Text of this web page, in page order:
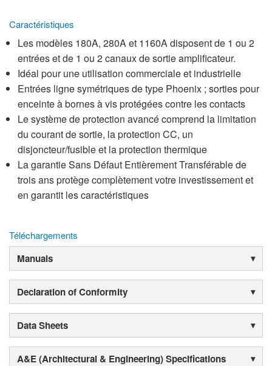
Caractéristiques
Les modèles 180A, 280A et 1160A disposent de 1 ou 2
entrées et de 1 ou 2 canaux de sortie amplificateur.
Idéal pour une utilisation commerciale et industrielle
Entrées ligne symétriques de type Phoenix ; sorties pour
enceinte à bornes à vis protégées contre les contacts
Le système de protection avancé comprend la limitation
du courant de sortie, la protection CC, un
disjoncteur/fusible et la protection thermique
La garantie Sans Défaut Entièrement Transférable de
trois ans protège complètement votre investissement et
en garantit les caractéristiques
Téléchargements
Manuals
Declaration of Conformity
Data Sheets
A&E (Architectural & Engineering) Specifications